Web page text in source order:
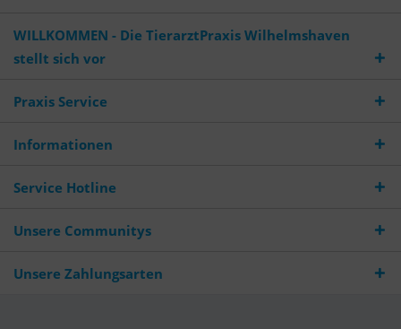
WILLKOMMEN - Die TierarztPraxis Wilhelmshaven
stellt sich vor
Praxis Service
Informationen
Service Hotline
Unsere Communitys
Unsere Zahlungsarten